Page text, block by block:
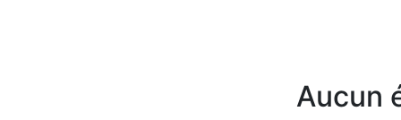
Aucun